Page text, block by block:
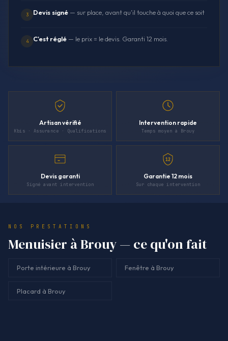
3 Devis signé — sur place, avant qu'il touche à quoi que ce soit
4 C'est réglé — le prix = le devis. Garanti 12 mois.
Artisan vérifié
Kbis · Assurance · Qualifications
Intervention rapide
Temps moyen à Brouy
Devis garanti
Signé avant intervention
12
Garantie 12 mois
Sur chaque intervention
NOS PRESTATIONS
Menuisier à Brouy — ce qu'on fait
Porte intérieure à Brouy Fenêtre à Brouy
Placard à Brouy